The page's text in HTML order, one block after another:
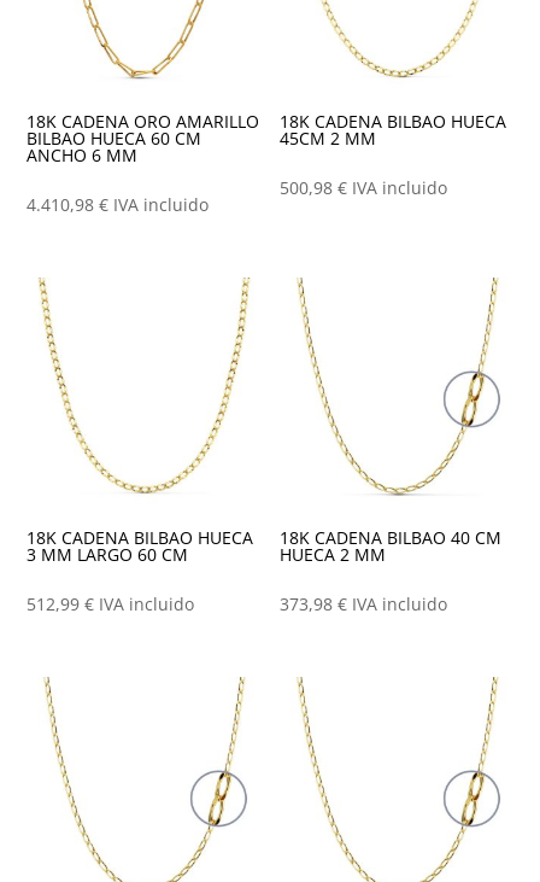
18K CADENA ORO AMARILLO
BILBAO HUECA 60 CM
ANCHO 6 MM
4.410,98€ IVA incluido
18K CADENA BILBAO HUECA
45CM 2 MM
500,98€ IVA incluido
18K CADENA BILBAO HUECA
3 MM LARGO 60 CM
512,99€ IVA incluido
18K CADENA BILBAO 40 CM
HUECA 2 MM
373,98€ IVA incluido